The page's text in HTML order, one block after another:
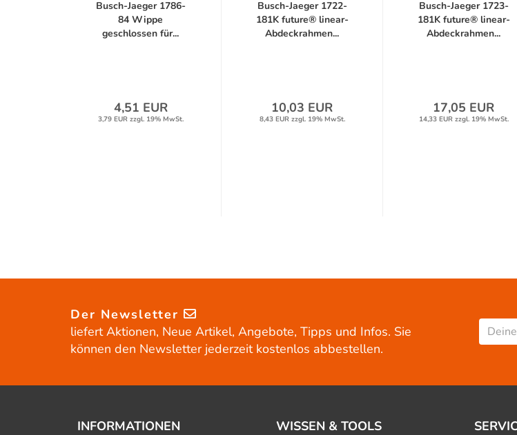
Busch-Jaeger 1786-
84 Wippe
geschlossen für...
4,51 EUR
3,79 EUR zzgl. 19% MwSt.
Busch-Jaeger 1722-
181K future® linear-
Abdeckrahmen...
10,03 EUR
8,43 EUR zzgl. 19% MwSt.
Busch-Jaeger 1723-
181K future® linear-
Abdeckrahmen...
17,05 EUR
14,33 EUR zzgl. 19% MwSt.
Der Newsletter
liefert Aktionen, Neue Artikel, Angebote, Tipps und Infos. Sie
können den Newsletter jederzeit kostenlos abbestellen.
INFORMATIONEN WISSEN & TOOLS